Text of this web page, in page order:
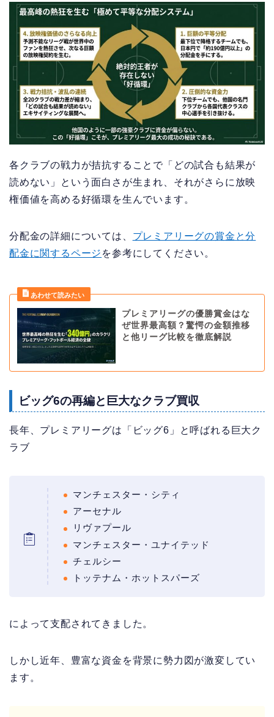
各クラブの戦力が拮抗することで「どの試合も結果が
読めない」という面白さが生まれ、それがさらに放映
権価値を高める好循環を生んでいます。
分配金の詳細については、 プレミアリーグの賞金と分
配金に関するページ を参考にしてください。
プレミアリーグの優勝賞金はな
ぜ世界最高額？驚愕の金額推移
と他リーグ比較を徹底解説
ビッグ6の再編と巨大なクラブ買収
長年、プレミアリーグは「ビッグ6」と呼ばれる巨大ク
ラブ
マンチェスター・シティ
アーセナル
リヴァプール
マンチェスター・ユナイテッド
チェルシー
トッテナム・ホットスパーズ
によって支配されてきました。
しかし近年、豊富な資金を背景に勢力図が激変してい
ます。